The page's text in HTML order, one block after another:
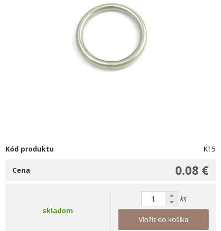
Kód produktu K15
0.08 €
Cena
skladom
ks
Vložiť do košíka